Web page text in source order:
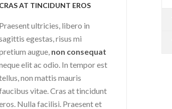
CRAS AT TINCIDUNT EROS
Praesent ultricies, libero in
egestas, risus mi
augue, non consequat
elit ac odio. In tempor est
non mattis mauris
vitae. Cras at tincidunt
Nulla facilisi. Praesent et